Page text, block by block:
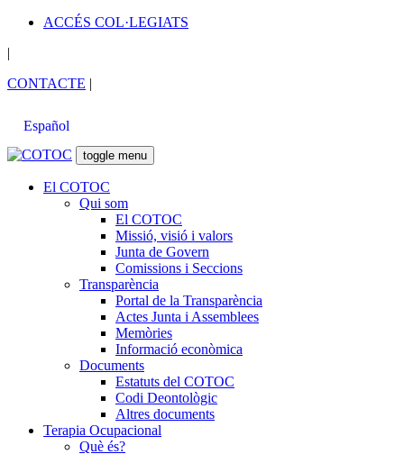
ACCÉS COL·LEGIATS
|
CONTACTE |
Español
toggle menu
El COTOC
Qui som
El COTOC
Missió, visió i valors
Junta de Govern
Comissions i Seccions
Transparència
Portal de la Transparència
Actes Junta i Assemblees
Memòries
Informació econòmica
Documents
Estatuts del COTOC
Codi Deontològic
Altres documents
Terapia Ocupacional
Què és?